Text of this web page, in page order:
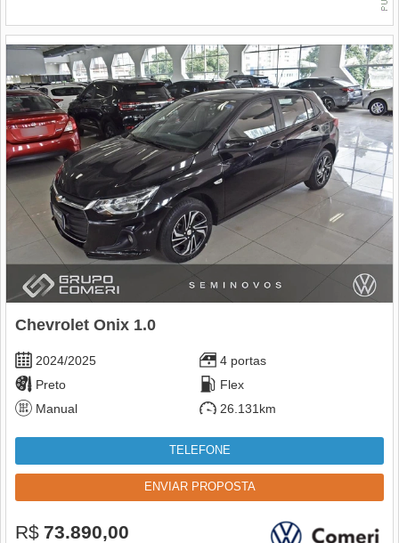
Chevrolet Onix 1.0
2024/2025
4 portas
Preto
Flex
Manual
26.131km
TELEFONE
ENVIAR PROPOSTA
R$ 73.890,00